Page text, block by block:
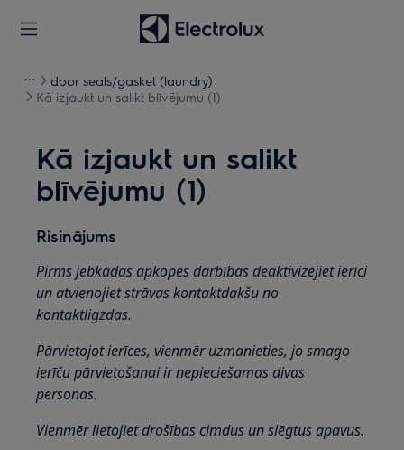
door seals/gasket (laundry)
Kā izjaukt un salikt blīvējumu (1)
Kā izjaukt un salikt
blīvējumu (1)
Risinājums
Pirms jebkādas apkopes darbības deaktivizējiet ierīci
un atvienojiet strāvas kontaktdakšu no
kontaktligzdas.
Pārvietojot ierīces, vienmēr uzmanieties, jo smago
ierīču pārvietošanai ir nepieciešamas divas
personas.
Vienmēr lietojiet drošības cimdus un slēgtus apavus.